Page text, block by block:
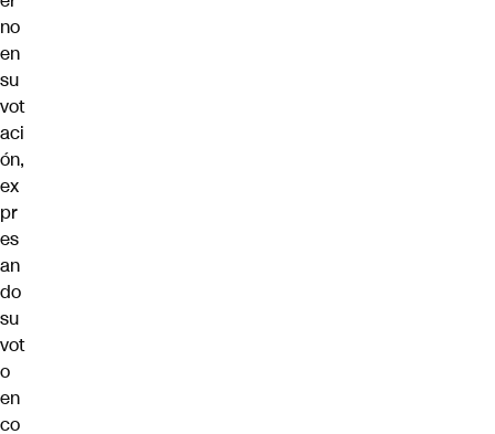
no
en
su
vot
aci
ón,
ex
pr
es
an
do
su
vot
o
en
co